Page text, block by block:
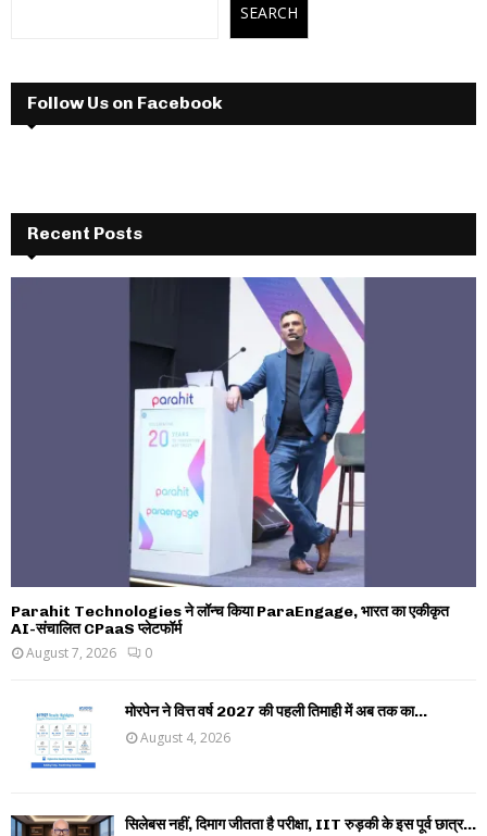
SEARCH
Follow Us on Facebook
Recent Posts
Parahit Technologies ने लॉन्च किया ParaEngage, भारत का एकीकृत
AI-संचालित CPaaS प्लेटफॉर्म
August 7, 2026
0
मोरपेन ने वित्त वर्ष 2027 की पहली तिमाही में अब तक का...
August 4, 2026
सिलेबस नहीं, दिमाग जीतता है परीक्षा, IIT रुड़की के इस पूर्व छात्र...